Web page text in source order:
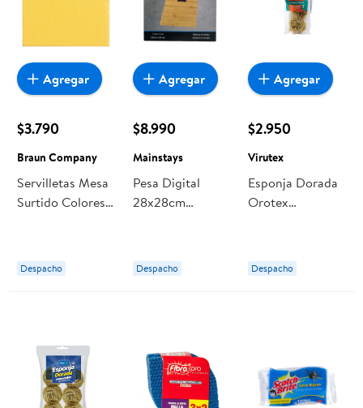
$3.790
Braun Company
Servilletas Mesa
Surtido Colores
Despacho
Agregar
$8.990
Mainstays
Pesa Digital
28x28cm
Despacho
Agregar
$2.950
Virutex
Esponja Dorada
Orotex
Despacho
Agregar